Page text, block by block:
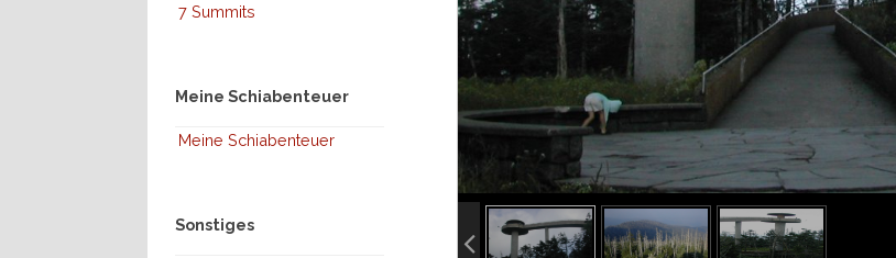
info heading
info content
7 Summits
Meine Schiabenteuer
Meine Schiabenteuer
Sonstiges